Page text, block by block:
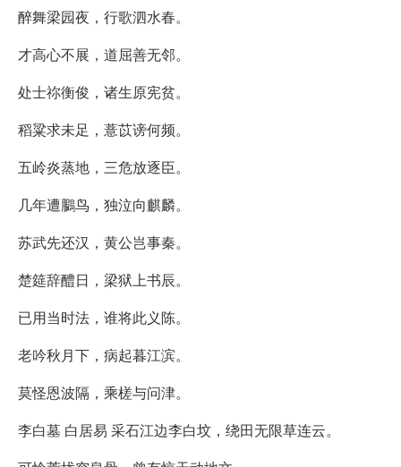
醉舞梁园夜，行歌泗水春。
才高心不展，道屈善无邻。
处士祢衡俊，诸生原宪贫。
稻粱求未足，薏苡谤何频。
五岭炎蒸地，三危放逐臣。
几年遭鵩鸟，独泣向麒麟。
苏武先还汉，黄公岂事秦。
楚筵辞醴日，梁狱上书辰。
已用当时法，谁将此义陈。
老吟秋月下，病起暮江滨。
莫怪恩波隔，乘槎与问津。
李白墓 白居易 采石江边李白坟，绕田无限草连云。